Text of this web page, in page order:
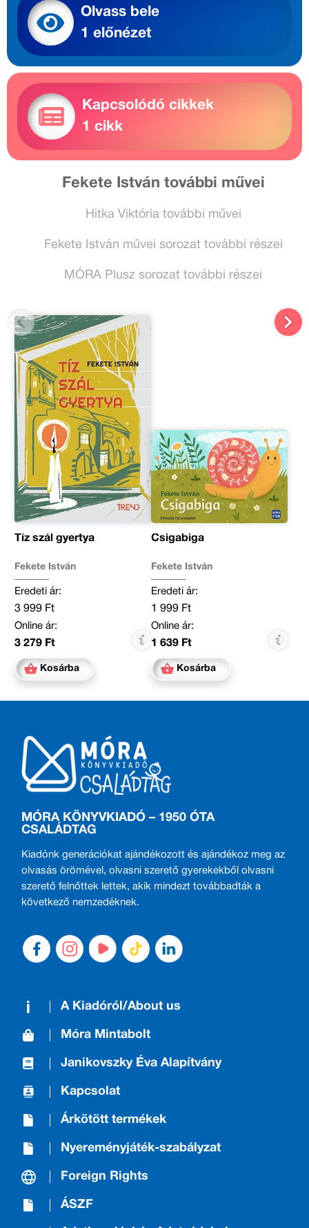
Olvass bele
1 előnézet
Kapcsolódó cikkek
1 cikk
Fekete István további művei
Hitka Viktória további művei
Fekete István művei sorozat további részei
MÓRA Plusz sorozat további részei
Tíz szál gyertya
Fekete István
Eredeti ár:
3 999 Ft
Online ár:
3 279 Ft
Kosárba
Csigabiga
Fekete István
Eredeti ár:
1 999 Ft
Online ár:
1 639 Ft
Kosárba
MÓRA KÖNYVKIADÓ – 1950 ÓTA
CSALÁDTAG
Kiadónk generációkat ajándékozott és ajándékoz meg az
olvasás örömével, olvasni szerető gyerekekből olvasni
szerető felnőttek lettek, akik mindezt továbbadták a
következő nemzedéknek.
A Kiadóról/About us
Móra Mintabolt
Janikovszky Éva Alapítvány
Kapcsolat
Árkötött termékek
Nyereményjáték-szabályzat
Foreign Rights
ÁSZF